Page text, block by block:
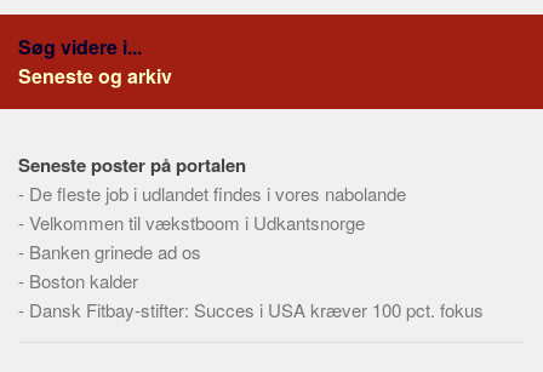
Søg videre i...
Seneste og arkiv
Seneste poster på portalen
- De fleste job i udlandet findes i vores nabolande
-Velkommen til vækstboom i Udkantsnorge
- Banken grinede ad os
- Boston kalder
- Dansk Fitbay-stifter: Succes i USA kræver 100 pct. fokus